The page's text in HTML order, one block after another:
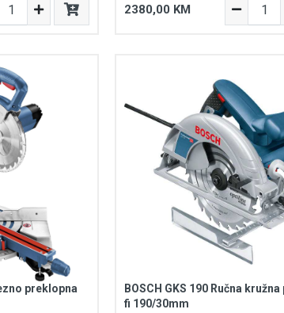
2380,00 KM
preklopna
BOSCH GKS 190 Ručna
fi 190/30mm